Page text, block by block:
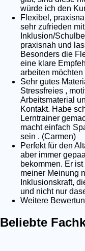
würde ich den
Flexibel,
sehr zufrieden
Inklusion/
praxisnah und
Besonders die
eine klare
arbeiten
Sehr gutes
Stressfreies ,
Arbeitsmaterial
Kontakt. Habe
Lerntrainer
macht einfach
sein . (Carmen)
Perfekt für den
aber immer
bekommen. Er
meiner Meinung
Inklusionskraft,
und nicht nur
Weitere
Beliebte